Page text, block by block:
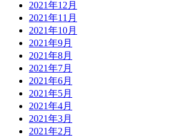
2021年12月
2021年11月
2021年10月
2021年9月
2021年8月
2021年7月
2021年6月
2021年5月
2021年4月
2021年3月
2021年2月